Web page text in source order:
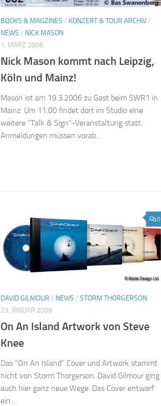
BOOKS & MAGZINES / KONZERT & TOUR ARCHIV/
NEWS / NICK MASON
1. MÄRZ 2006
Nick Mason kommt nach Leipzig,
Köln und Mainz!
Mason ist am 19.3.2006 zu Gast beim SWR1 in
Mainz: Um 11.00 findet dort im Studio eine
weitere “Talk & Sign”-Veranstaltung statt.
Anmeldungen müssen vorab...
0
DAVID GILMOUR / NEWS / STORM THORGERSON
23. JANUAR 2006
On An Island Artwork von Steve
Knee
Das “On An Island” Cover und Artwork stammt
nicht von Storm Thorgerson. David Gilmour ging
auch hier ganz neue Wege. Das Cover entwarf
ein...